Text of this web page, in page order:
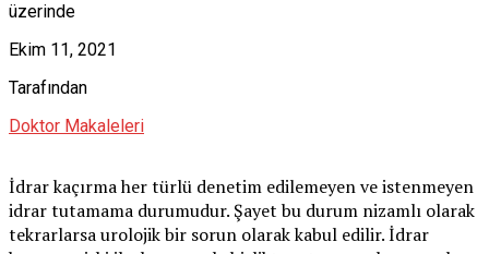
üzerinde
Ekim 11, 2021
Tarafından
Doktor Makaleleri
İdrar kaçırma her türlü denetim edilemeyen ve istenmeyen
idrar tutamama durumudur. Şayet bu durum nizamlı olarak
tekrarlarsa urolojik bir sorun olarak kabul edilir. İdrar